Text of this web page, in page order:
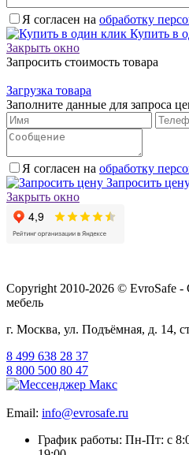
Я согласен на обработку
Купить в
Закрыть окно
Запросить стоимость товара
Загрузка товара
Заполните данные для запроса
Я согласен на обработку
Запросить
Закрыть окно
Copyright 2010-2026 © EvroSafe -
мебель
г. Москва, ул. Подъёмная, д. 14,
8 499 638 28 37
8 800 500 80 47
Email: info@evrosafe.ru
График работы: Пн-Пт: с